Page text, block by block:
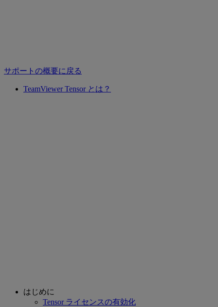
サポートの概要に戻る
TeamViewer Tensor とは？
はじめに
Tensor ライセンスの有効化